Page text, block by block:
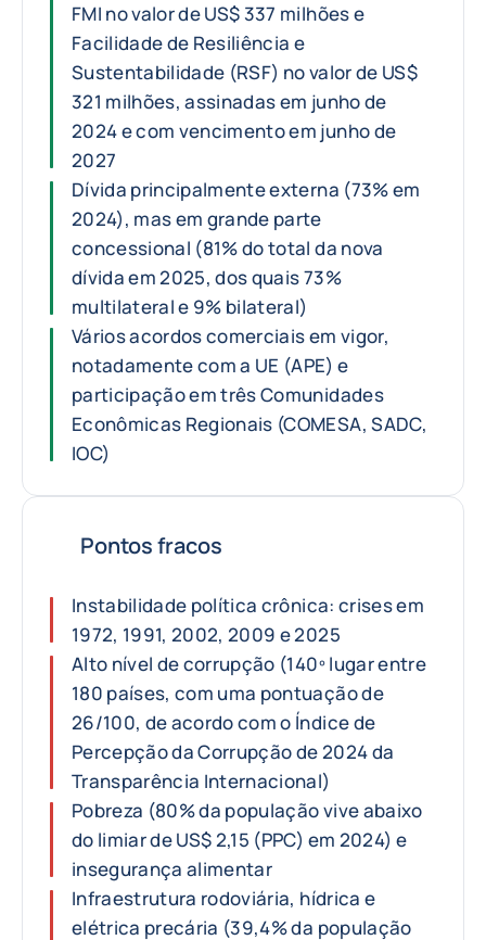
FMI no valor de US$ 337 milhões e
Facilidade de Resiliência e
Sustentabilidade (RSF) no valor de US$
321 milhões, assinadas em junho de
2024 e com vencimento em junho de
2027
Dívida principalmente externa (73% em
2024), mas em grande parte
concessional (81% do total da nova
dívida em 2025, dos quais 73%
multilateral e 9% bilateral)
Vários acordos comerciais em vigor,
notadamente com a UE (APE) e
participação em três Comunidades
Econômicas Regionais (COMESA, SADC,
IOC)
Pontos fracos
Instabilidade política crônica: crises em
1972, 1991, 2002, 2009 e 2025
Alto nível de corrupção (140º lugar entre
180 países, com uma pontuação de
26/100, de acordo com o Índice de
Percepção da Corrupção de 2024 da
Transparência Internacional)
Pobreza (80% da população vive abaixo
do limiar de US$ 2,15 (PPC) em 2024) e
insegurança alimentar
Infraestrutura rodoviária, hídrica e
elétrica precária (39,4% da população